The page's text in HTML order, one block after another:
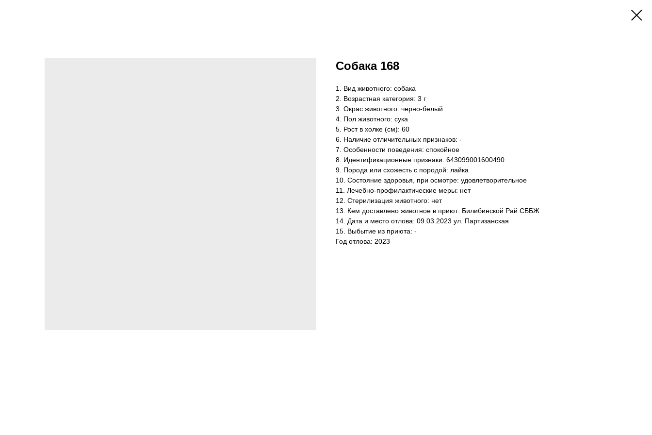
Собака 168
1. Вид животного: собака
2. Возрастная категория: 3 г
3. Окрас животного: черно-белый
4. Пол животного: сука
5. Рост в холке (см): 60
6. Наличие отличительных признаков: -
7. Особенности поведения: спокойное
8. Идентификационные признаки: 643099001600490
9. Порода или схожесть с породой: лайка
10. Состояние здоровья, при осмотре: удовлетворительное
11. Лечебно-профилактические меры: нет
12. Стерилизация животного: нет
13. Кем доставлено животное в приют: Билибинской Рай СББЖ
14. Дата и место отлова: 09.03.2023 ул. Партизанская
15. Выбытие из приюта: -
Год отлова: 2023